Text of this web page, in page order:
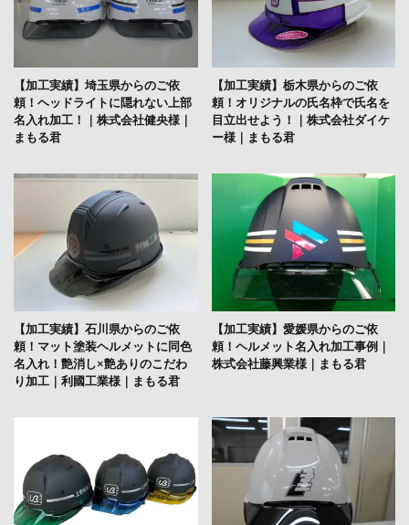
【加工実績】埼玉県からのご依
頼！ヘッドライトに隠れない上部
名入れ加工！｜株式会社健央様｜
まもる君
【加工実績】栃木県からのご依
頼！オリジナルの氏名枠で氏名を
目立出せよう！｜株式会社ダイケ
ー様｜まもる君
【加工実績】石川県からのご依
頼！マット塗装ヘルメットに同色
名入れ！艶消し×艶ありのこだわ
り加工｜利國工業様｜まもる君
【加工実績】愛媛県からのご依
頼！ヘルメット名入れ加工事例｜
株式会社藤興業様｜まもる君